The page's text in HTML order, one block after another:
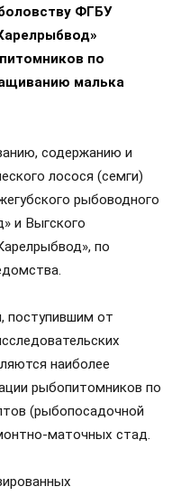
ФГБУ
по
малька
содержанию и
лосося (семги)
рыбоводного
и Выгского
по
поступившим от
наиболее
рыбопитомников по
(рыбопосадочной
маточных стад.